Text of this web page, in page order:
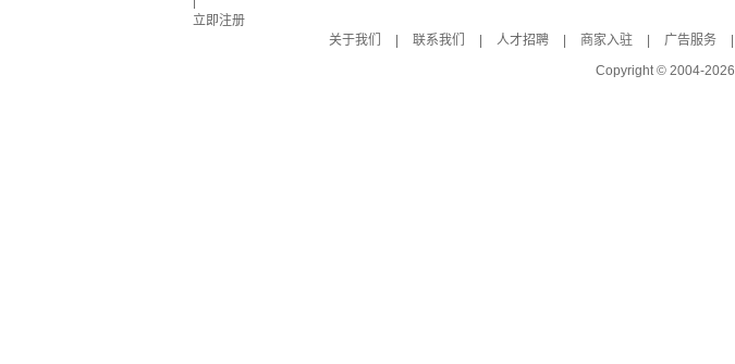
立即注册
关于我们
联系我们 人才招聘 商家入驻 广告服务
Copyright © 2004-2026